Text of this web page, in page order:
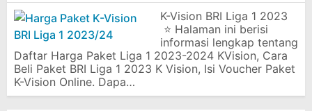
K-Vision BRI Liga 1 2023
⭐ Halaman ini berisi
informasi lengkap tentang
Daftar Harga Paket Liga 1 2023-2024 KVision, Cara
Beli Paket BRI Liga 1 2023 K Vision, Isi Voucher Paket
K-Vision Online. Dapa…